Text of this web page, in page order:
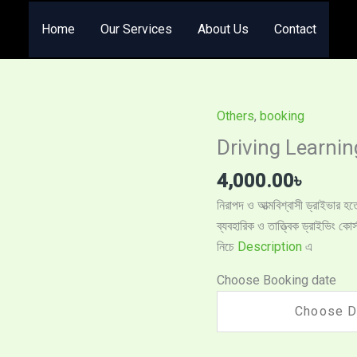
Home Our Services About Us Contact
Others, booking
Driving Learning
4,000.00৳
নিরাপদ ও আত্মবিশ্বাসী ড্রাইভার
ব্যবহারিক ও তাত্ত্বিক ড্রাইভিং
নিচে Description এ
Choose Booking date
Driving
Learning
(ড্রাইভিং
লার্নিং
কোর্স)
quantity